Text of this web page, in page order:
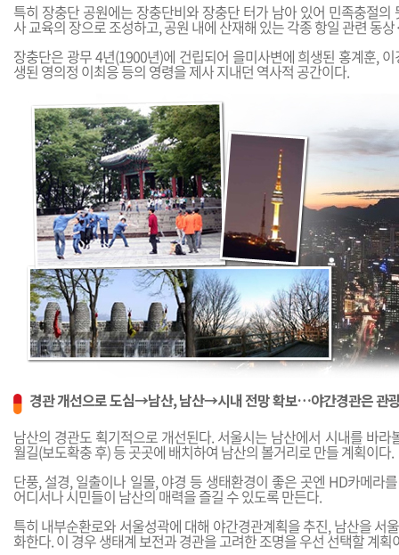
특히 장충단 공원에는 장충단비와 장충단 터가 남아 있어 민족충절의
사 교육의 장으로 조성하고, 공원 내에 산재해 있는 각종 항일 관련 동
장충단은 광무 4년(1900년)에 건립되어 을미사변에 희생된 홍계훈,
생된 영의정 이최응 등의 영령을 제사 지내던 역사적 공간이다.
경관 개선으로 도심→남산, 남산→시내 전망 확보…야간경관은 관
남산의 경관도 획기적으로 개선된다. 서울시는 남산에서 시내를 바라
월길(보도확충 후) 등 곳곳에 배치하여 남산의 볼거리로 만들 계획이다.
단풍, 설경, 일출이나 일몰, 야경 등 생태환경이 좋은 곳엔 HD카메라
어디서나 시민들이 남산의 매력을 즐길 수 있도록 만든다.
특히 내부순환로와 서울성곽에 대해 야간경관계획을 추진, 남산을 서
화한다. 이 경우 생태계 보전과 경관을 고려한 조명을 우선 선택할 계획